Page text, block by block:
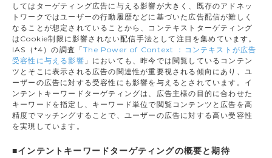
してはターゲティング広告に与える影響が大きく、既存のアドネッ
トワークではユーザーの行動履歴などに基づいた広告配信が難しく
なることが想定されていることから、コンテキストターゲティング
はCookie制限に影響されない配信手法として注目を集めています。
IAS（*4）の調査「The Power of Context ：コンテキストが広告
受容性に与える影響 」においても、昨今では閲覧しているコンテン
ツとそこに表示される広告の関連性が重要視される傾向にあり、ユ
ーザーの広告に対する受容性にも影響を与えるとされています。イ
ンテントキーワードターゲティングは、広告主様の目的に合わせた
キーワードを指定し、キーワード単位で閲覧コンテンツと広告を高
精度でマッチングすることで、ユーザーの広告に対する高い受容性
を実現しています。
■インテントキーワードターゲティングの概要と期待